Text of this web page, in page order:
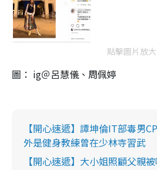
點擊圖片放大
圖： ig＠呂慧儀、周佩婷
【開心速遞】譚坤倫IT部毒男
外是健身教練曾在少林寺習武
【開心速遞】大小姐照顧父親